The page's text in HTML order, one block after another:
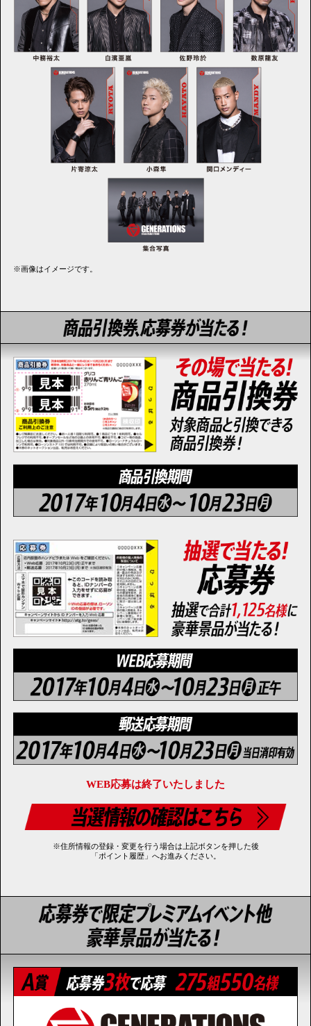
※画像はイメージです。
WEB応募は終了いたしました
※住所情報の登録・変更を行う場合は上記ボタンを押した後
「ポイント履歴」へお進みください。